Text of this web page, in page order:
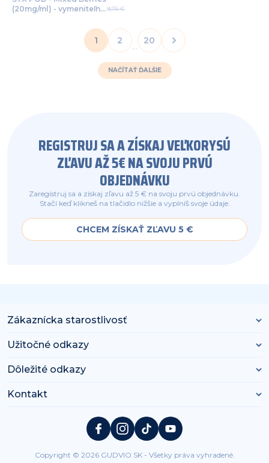
(20mg/ml) - vymeniteľný 9,75 €
1 2
...
20
NAČÍTAŤ ĎALŠIE
REGISTRUJ SA A ZÍSKAJ VEĽKORYSÚ
ZĽAVU AŽ 5€ NA SVOJU PRVÚ
OBJEDNÁVKU
Zaregistruj sa a získaj zľavu až 5 € na svoju prvú objednávku.
Stačí keď klikneš na tlačidlo nižšie a vyplníš svoje údaje.
CHCEM ZÍSKAŤ ZĽAVU 5 €
Zákaznícka starostlivosť
Užitočné odkazy
Dôležité odkazy
Kontakt
Copyright © 2026 GUDVIO.SK - Všetky práva vyhradené.